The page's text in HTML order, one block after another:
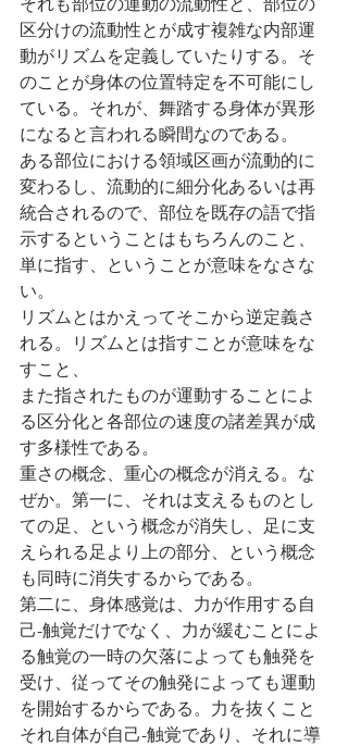
区分けの流動性とが成す複雑な内部運
動がリズムを定義していたりする。そ
のことが身体の位置特定を不可能にし
ている。それが、舞踏する身体が異形
になると言われる瞬間なのである。
ある部位における領域区画が流動的に
変わるし、流動的に細分化あるいは再
統合されるので、部位を既存の語で指
示するということはもちろんのこと、
単に指す、ということが意味をなさな
い。
リズムとはかえってそこから逆定義さ
れる。リズムとは指すことが意味をな
すこと、
また指されたものが運動することによ
る区分化と各部位の速度の諸差異が成
す多様性である。
重さの概念、重心の概念が消える。な
ぜか。第一に、それは支えるものとし
ての足、という概念が消失し、足に支
えられる足より上の部分、という概念
も同時に消失するからである。
第二に、身体感覚は、力が作用する自
己-触覚だけでなく、力が緩むことによ
る触覚の一時の欠落によっても触発を
受け、従ってその触発によっても運動
を開始するからである。力を抜くこと
それ自体が自己-触覚であり、それに導